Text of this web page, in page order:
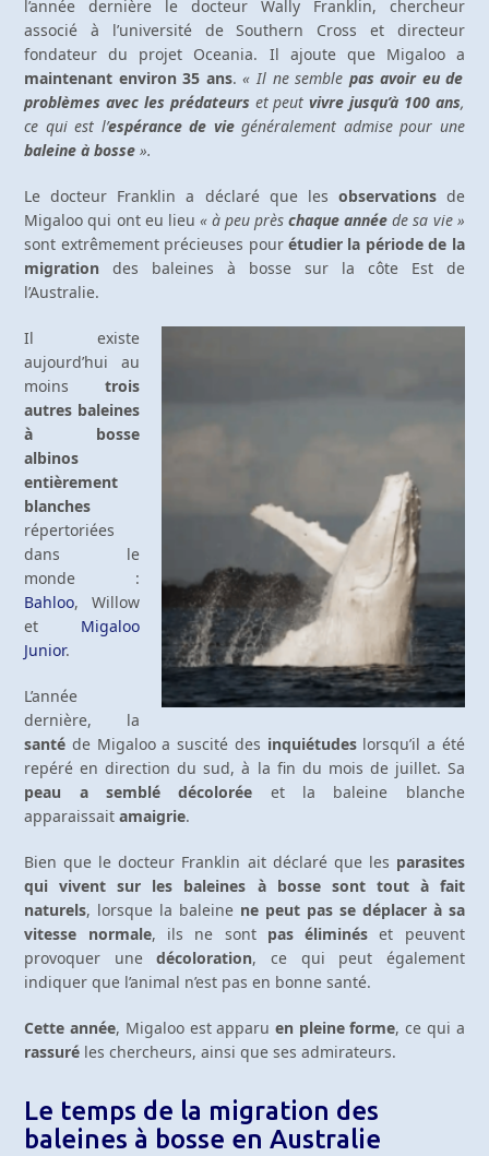
l’année dernière le docteur Wally Franklin, chercheur
associé à l’université de Southern Cross et directeur
fondateur du projet Oceania. Il ajoute que Migaloo a
maintenant environ 35 ans.« Il ne semble pas avoir eu de
problèmes avec les prédateurs et peutvivre jusqu’à 100 ans,
ce qui est l’espérance de viegénéralement admise pour une
baleine à bosse ».
Le docteur Franklin a déclaré que les observationsde
Migaloo qui ont eu lieu « à peu prèschaque année de sa vie »
sont extrêmement précieuses pourétudier la période de la
migration des baleines à bosse sur la côte Est de
l’Australie.
Il existe
aujourd’hui au
moins trois
autres baleines
à bosse
albinos
entièrement
blanches
répertoriées
dans le
monde :
Bahloo, Willow
et Migaloo
Junior.
L’année
dernière, la
santé de Migaloo a suscité des inquiétudeslorsqu’il a été
repéré en direction du sud, à la fin du mois de juillet. Sa
peau a semblé décolorée et la baleine blanche
apparaissaitamaigrie.
Bien que le docteur Franklin ait déclaré que les parasites
qui vivent sur les baleines à bosse sont tout à fait
naturels, lorsque la baleine ne peut pas se déplacer à sa
vitesse normale, ils ne sont pas éliminés et peuvent
provoquer unedécoloration, ce qui peut également
indiquer que l’animal n’est pas en bonne santé.
Cette année, Migaloo est apparu en pleine forme, ce qui a
rassuré les chercheurs, ainsi que ses admirateurs.
Le temps de la migration des
baleines à bosse en Australie